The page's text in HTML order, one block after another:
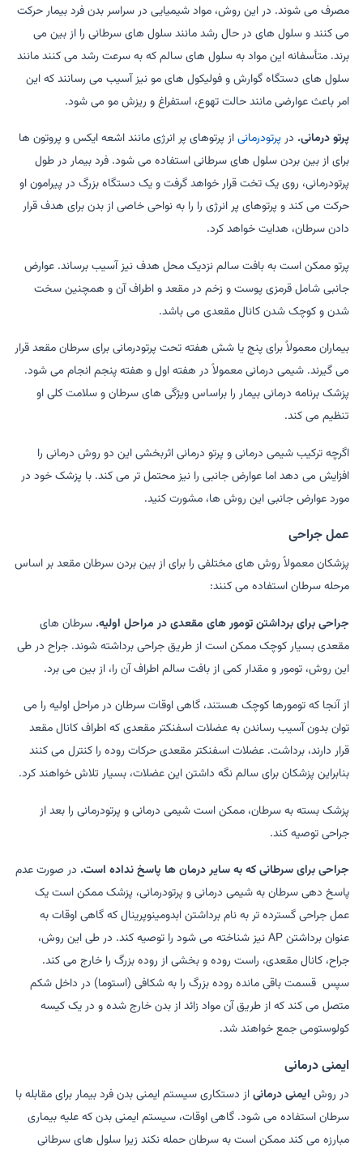
مصرف می شوند. در این روش، مواد شیمیایی در سراسر بدن فرد بیمار حرکت
می کنند و سلول های در حال رشد مانند سلول های سرطانی را از بین می
برند. متأسفانه این مواد به سلول های سالم که به سرعت رشد می کنند مانند
سلول های دستگاه گوارش و فولیکول های مو نیز آسیب می رسانند که این
امر باعث عوارضی مانند حالت تهوع، استفراغ و ریزش مو می شود.
پرتو درمانی. درپرتودرمانیاز پرتوهای پر انرژی مانند اشعه ایکس و پروتون ها
برای از بین بردن سلول های سرطانی استفاده می شود. فرد بیمار در طول
پرتودرمانی، روی یک تخت قرار خواهد گرفت و یک دستگاه بزرگ در پیرامون او
حرکت می کند و پرتوهای پر انرژی را را به نواحی خاصی از بدن برای هدف قرار
دادن سرطان، هدایت خواهد کرد.
پرتو ممکن است به بافت سالم نزدیک محل هدف نیز آسیب برساند. عوارض
جانبی شامل قرمزی پوست و زخم در مقعد و اطراف آن و همچنین سخت
شدن و کوچک شدن کانال مقعدی می باشد.
بیماران معمولاً برای پنج یا شش هفته تحت پرتودرمانی برای سرطان مقعد قرار
می گیرند. شیمی درمانی معمولاً در هفته اول و هفته پنجم انجام می شود.
پزشک برنامه درمانی بیمار را براساس ویژگی های سرطان و سلامت کلی او
تنظیم می کند.
اگرچه ترکیب شیمی درمانی و پرتو درمانی اثربخشی این دو روش درمانی را
افزایش می دهد اما عوارض جانبی را نیز محتمل تر می کند. با پزشک خود در
مورد عوارض جانبی این روش ها، مشورت کنید.
عمل جراحی
پزشکان معمولاً روش های مختلفی را برای از بین بردن سرطان مقعد بر اساس
مرحله سرطان استفاده می کنند:
جراحی برای برداشتن تومور های مقعدی در مراحل اولیه. سرطان های
مقعدی بسیار کوچک ممکن است از طریق جراحی برداشته شوند. جراح در طی
این روش، تومور و مقدار کمی از بافت سالم اطراف آن را، از بین می برد.
از آنجا که تومورها کوچک هستند، گاهی اوقات سرطان در مراحل اولیه را می
توان بدون آسیب رساندن به عضلات اسفنکتر مقعدی که اطراف کانال مقعد
قرار دارند، برداشت. عضلات اسفنکتر مقعدی حرکات روده را کنترل می کنند
بنابراین پزشکان برای سالم نگه داشتن این عضلات، بسیار تلاش خواهند کرد.
پزشک بسته به سرطان، ممکن است شیمی درمانی و پرتودرمانی را بعد از
جراحی توصیه کند.
جراحی برای سرطانی که به سایر درمان ها پاسخ نداده است. در صورت عدم
پاسخ دهی سرطان به شیمی درمانی و پرتودرمانی، پزشک ممکن است یک
عمل جراحی گسترده تر به نام برداشتن ابدومینوپرینال که گاهی اوقات به
عنوان برداشتن AP نیز شناخته می شود را توصیه کند. در طی این روش،
جراح، کانال مقعدی، راست روده و بخشی از روده بزرگ را خارج می کند.
سپس قسمت باقی مانده روده بزرگ را به شکافی (استوما) در داخل شکم
متصل می کند که از طریق آن مواد زائد از بدن خارج شده و در یک کیسه
کولوستومی جمع خواهند شد.
ایمنی درمانی
در روش ایمنی درمانیاز دستکاری سیستم ایمنی بدن فرد بیمار برای مقابله با
سرطان استفاده می شود. گاهی اوقات، سیستم ایمنی بدن که علیه بیماری
مبارزه می کند ممکن است به سرطان حمله نکند زیرا سلول های سرطانی